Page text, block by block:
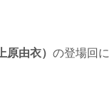
由衣） の登場回に